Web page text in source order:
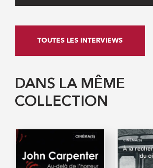
TOUTES LES INTERVIEWS
DANS LA MÊME
COLLECTION